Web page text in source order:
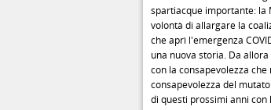
spartiacque importante: la
volontà di allargare la
che aprì l'emergenza
una nuova storia. Da
con la consapevolezza
consapevolezza del
di questi prossimi anni